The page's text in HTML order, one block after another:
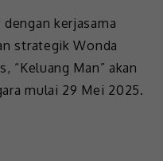
kerjasama
strategik Wonda
“Keluang Man” akan
mulai 29 Mei 2025.